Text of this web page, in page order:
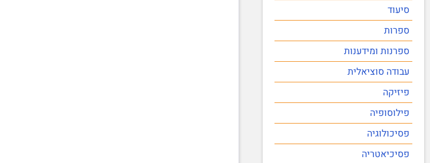
סיעוד
ספרות
ספרנות ומידענות
עבודה סוציאלית
פיזיקה
פילוסופיה
פסיכולוגיה
פסיכיאטריה